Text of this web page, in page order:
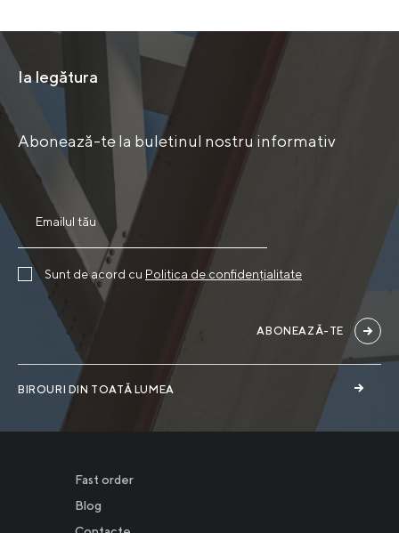
Ia legătura
Abonează-te la buletinul nostru informativ
BIROURI DIN TOATĂ LUMEA
Sunt de acord cu Politica de confidențialitate
ABONEAZĂ-TE
Fast order
Blog